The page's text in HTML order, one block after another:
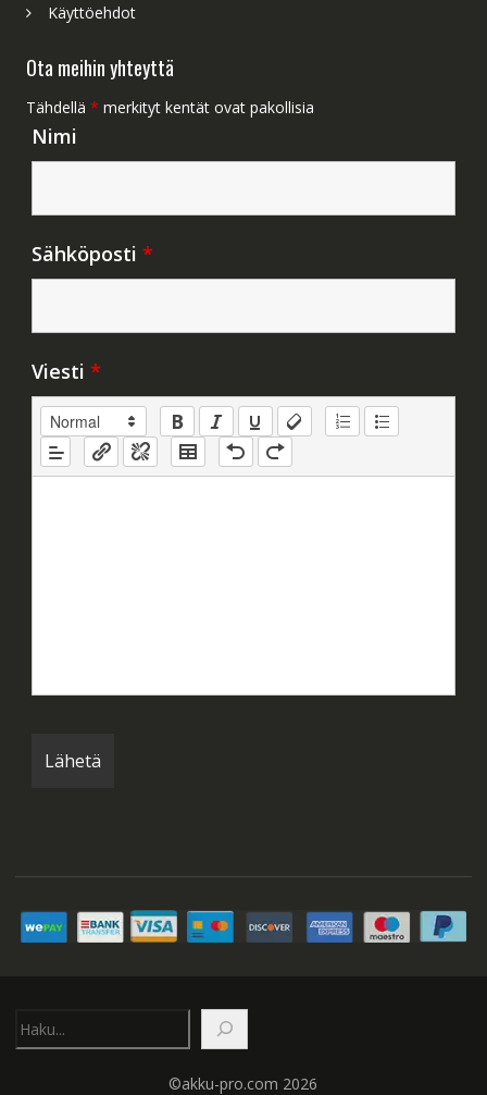
Käyttöehdot
Ota meihin yhteyttä
Tähdellä * merkityt kentät ovat pakollisia
Nimi
Sähköposti *
Viesti *
©akku-pro.com 2026